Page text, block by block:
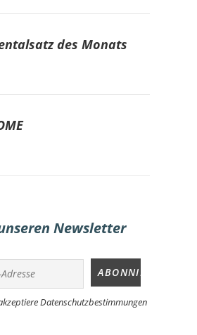
des Monats
Newsletter
Datenschutzbestimmungen